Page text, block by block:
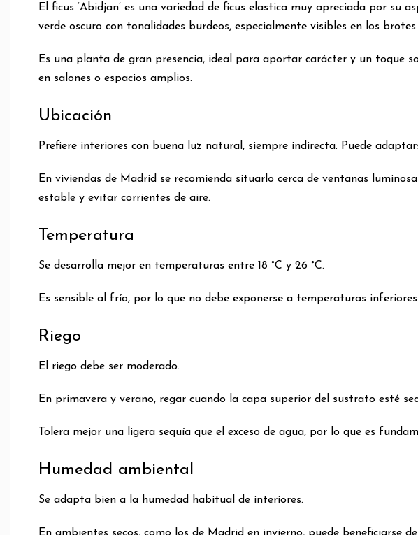
El ficus ‘Abidjan’ es una variedad de ficus elastica muy apreciada por
verde oscuro con tonalidades burdeos, especialmente visibles en los brotes
Es una planta de gran presencia, ideal para aportar carácter y un toque
en salones o espacios amplios.
Ubicación
Prefiere interiores con buena luz natural, siempre indirecta. Puede
En viviendas de Madrid se recomienda situarlo cerca de ventanas
estable y evitar corrientes de aire.
Temperatura
Se desarrolla mejor en temperaturas entre 18 °C y 26 °C.
Es sensible al frío, por lo que no debe exponerse a temperaturas
Riego
El riego debe ser moderado.
En primavera y verano, regar cuando la capa superior del sustrato esté
Tolera mejor una ligera sequía que el exceso de agua, por lo que es
Humedad ambiental
Se adapta bien a la humedad habitual de interiores.